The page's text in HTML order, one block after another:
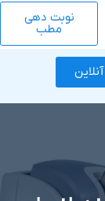
نوبت دهی
مطب